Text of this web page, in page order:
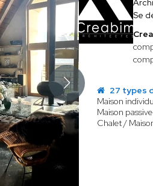
Se
27 types
Maison
Maison
Chalet /